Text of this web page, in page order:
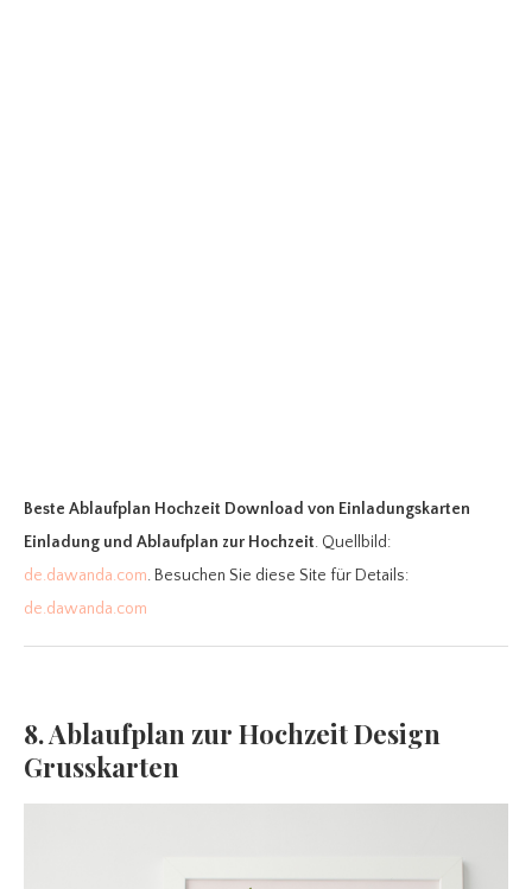
Beste Ablaufplan Hochzeit Download von Einladungskarten
Einladung und Ablaufplan zur Hochzeit. Quellbild:
de.dawanda.com. Besuchen Sie diese Site für Details:
de.dawanda.com
8. Ablaufplan zur Hochzeit Design
Grusskarten